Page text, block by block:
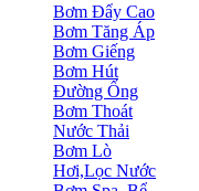
Bơm Đẩy Cao
Bơm Tăng Áp
Bơm Giếng
Bơm Hút
Đường Ống
Bơm Thoát
Nước Thải
Bơm Lò
Hơi,Lọc Nước